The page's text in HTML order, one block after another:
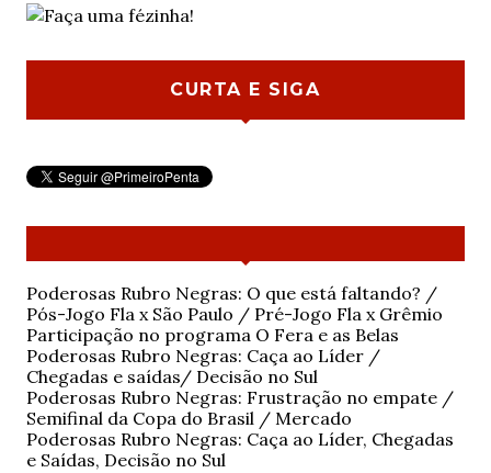
CURTA E SIGA
Poderosas Rubro Negras: O que está faltando? /
Pós-Jogo Fla x São Paulo / Pré-Jogo Fla x Grêmio
Participação no programa O Fera e as Belas
Poderosas Rubro Negras: Caça ao Líder /
Chegadas e saídas/ Decisão no Sul
Poderosas Rubro Negras: Frustração no empate /
Semifinal da Copa do Brasil / Mercado
Poderosas Rubro Negras: Caça ao Líder, Chegadas
e Saídas, Decisão no Sul